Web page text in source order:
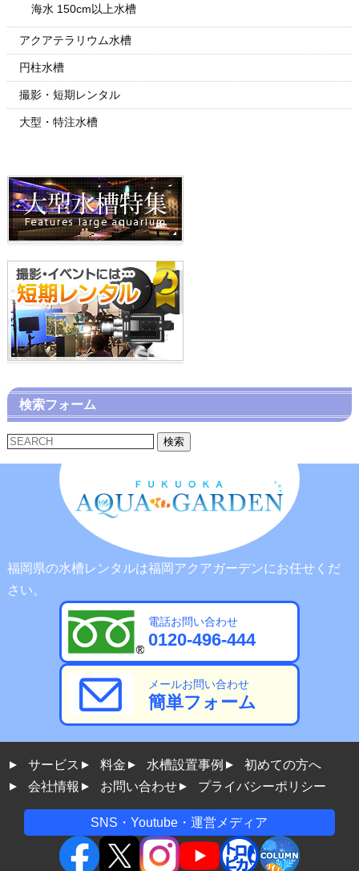
海水 150cm以上水槽
アクアテラリウム水槽
円柱水槽
撮影・短期レンタル
大型・特注水槽
検索フォーム
検索
福岡県の水槽レンタルは福岡アクアガーデンにお任せくだ
さい。
電話お問い合わせ
0120-496-444
メールお問い合わせ
簡単フォーム
サービス 料金 水槽設置事例
初めての方へ
会社情報
お問い合わせ プライバシーポリシー
SNS・Youtube・運営メディア